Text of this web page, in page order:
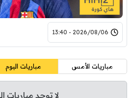
2026/08/06 - 13:40
مباريات الأمس مباريات اليوم
لا توجد مباريات